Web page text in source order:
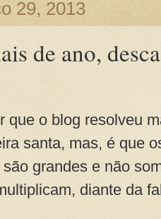
29, 2013
de ano,
que o blog resolveu
santa, mas, é que
grandes e não
diante da